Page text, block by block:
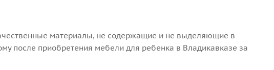
материалы, не содержащие и не выделяющие в
после приобретения мебели для ребенка в Владикавказе за